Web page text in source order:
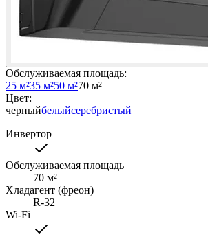
Обслуживаемая площадь:
25 м²35 м²50 м²70 м²
Цвет:
черныйбелыйсеребристый
Инвертор
Обслуживаемая площадь
70 м²
Хладагент (фреон)
R-32
Wi-Fi